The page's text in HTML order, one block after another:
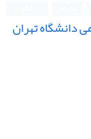
دانشگاه تهران